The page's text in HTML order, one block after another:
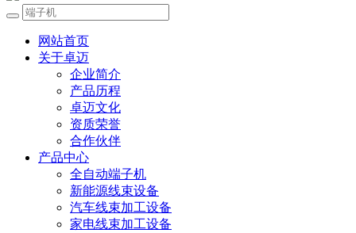
网站首页
关于卓迈
企业简介
产品历程
卓迈文化
资质荣誉
合作伙伴
产品中心
全自动端子机
新能源线束设备
汽车线束加工设备
家电线束加工设备